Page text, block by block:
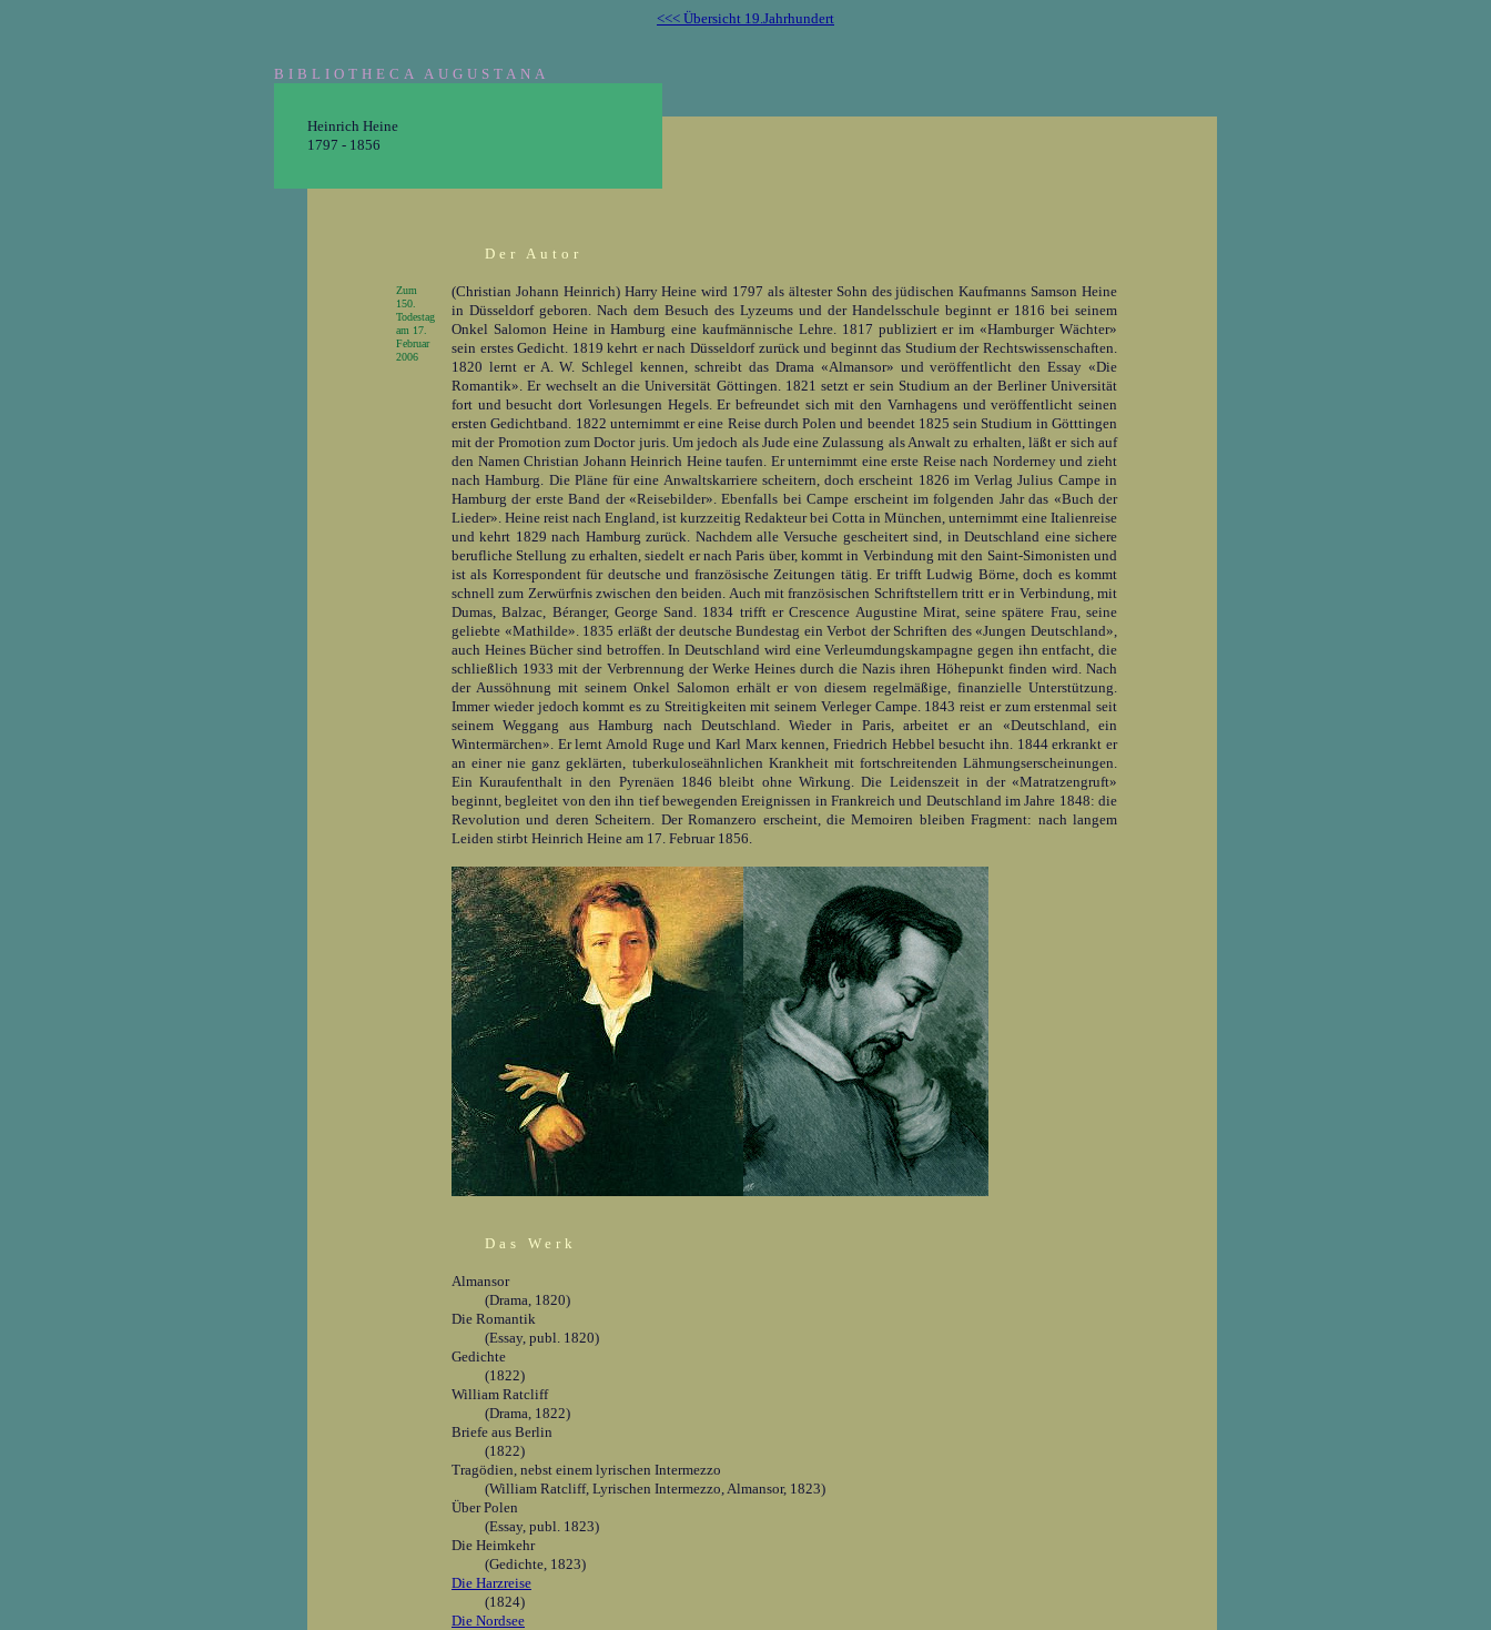
<<< Übersicht 19.Jahrhundert
BIBLIOTHECA AUGUSTANA
Heinrich Heine
1797 - 1856
Zum
150.
Todestag
am 17.
Februar
2006
Der Autor
(Christian Johann Heinrich) Harry Heine wird 1797 als ältester Sohn des jüdischen Kaufmanns Samson Heine
in Düsseldorf geboren. Nach dem Besuch des Lyzeums und der Handelsschule beginnt er 1816 bei seinem
Onkel Salomon Heine in Hamburg eine kaufmännische Lehre. 1817 publiziert er im «Hamburger Wächter»
sein erstes Gedicht. 1819 kehrt er nach Düsseldorf zurück und beginnt das Studium der Rechtswissenschaften.
1820 lernt er A. W. Schlegel kennen, schreibt das Drama «Almansor» und veröffentlicht den Essay «Die
Romantik». Er wechselt an die Universität Göttingen. 1821 setzt er sein Studium an der Berliner Universität
fort und besucht dort Vorlesungen Hegels. Er befreundet sich mit den Varnhagens und veröffentlicht seinen
ersten Gedichtband. 1822 unternimmt er eine Reise durch Polen und beendet 1825 sein Studium in Götttingen
mit der Promotion zum Doctor juris. Um jedoch als Jude eine Zulassung als Anwalt zu erhalten, läßt er sich auf
den Namen Christian Johann Heinrich Heine taufen. Er unternimmt eine erste Reise nach Norderney und zieht
nach Hamburg. Die Pläne für eine Anwaltskarriere scheitern, doch erscheint 1826 im Verlag Julius Campe in
Hamburg der erste Band der «Reisebilder». Ebenfalls bei Campe erscheint im folgenden Jahr das «Buch der
Lieder». Heine reist nach England, ist kurzzeitig Redakteur bei Cotta in München, unternimmt eine Italienreise
und kehrt 1829 nach Hamburg zurück. Nachdem alle Versuche gescheitert sind, in Deutschland eine sichere
berufliche Stellung zu erhalten, siedelt er nach Paris über, kommt in Verbindung mit den Saint-Simonisten und
ist als Korrespondent für deutsche und französische Zeitungen tätig. Er trifft Ludwig Börne, doch es kommt
schnell zum Zerwürfnis zwischen den beiden. Auch mit französischen Schriftstellern tritt er in Verbindung, mit
Dumas, Balzac, Béranger, George Sand. 1834 trifft er Crescence Augustine Mirat, seine spätere Frau, seine
geliebte «Mathilde». 1835 erläßt der deutsche Bundestag ein Verbot der Schriften des «Jungen Deutschland»,
auch Heines Bücher sind betroffen. In Deutschland wird eine Verleumdungs­kampagne gegen ihn entfacht, die
schließlich 1933 mit der Verbrennung der Werke Heines durch die Nazis ihren Höhepunkt finden wird. Nach
der Aussöhnung mit seinem Onkel Salomon erhält er von diesem regelmäßige, finanzielle Unterstützung.
Immer wieder jedoch kommt es zu Streitigkeiten mit seinem Verleger Campe. 1843 reist er zum erstenmal seit
seinem Weggang aus Hamburg nach Deutschland. Wieder in Paris, arbeitet er an «Deutschland, ein
Wintermärchen». Er lernt Arnold Ruge und Karl Marx kennen, Friedrich Hebbel besucht ihn. 1844 erkrankt er
an einer nie ganz geklärten, tuberkuloseähnlichen Krankheit mit fortschreitenden Lähmungserscheinungen.
Ein Kuraufenthalt in den Pyrenäen 1846 bleibt ohne Wirkung. Die Leidenszeit in der «Matratzengruft»
beginnt, begleitet von den ihn tief bewegenden Ereignissen in Frankreich und Deutschland im Jahre 1848: die
Revolution und deren Scheitern. Der Romanzero erscheint, die Memoiren bleiben Fragment: nach langem
Leiden stirbt Heinrich Heine am 17. Februar 1856.
Das Werk
Almansor
(Drama, 1820)
Die Romantik
(Essay, publ. 1820)
Gedichte
(1822)
William Ratcliff
(Drama, 1822)
Briefe aus Berlin
(1822)
Tragödien, nebst einem lyrischen Intermezzo
(William Ratcliff, Lyrischen Intermezzo, Almansor, 1823)
Über Polen
(Essay, publ. 1823)
Die Heimkehr
(Gedichte, 1823)
Die Harzreise
(1824)
Die Nordsee